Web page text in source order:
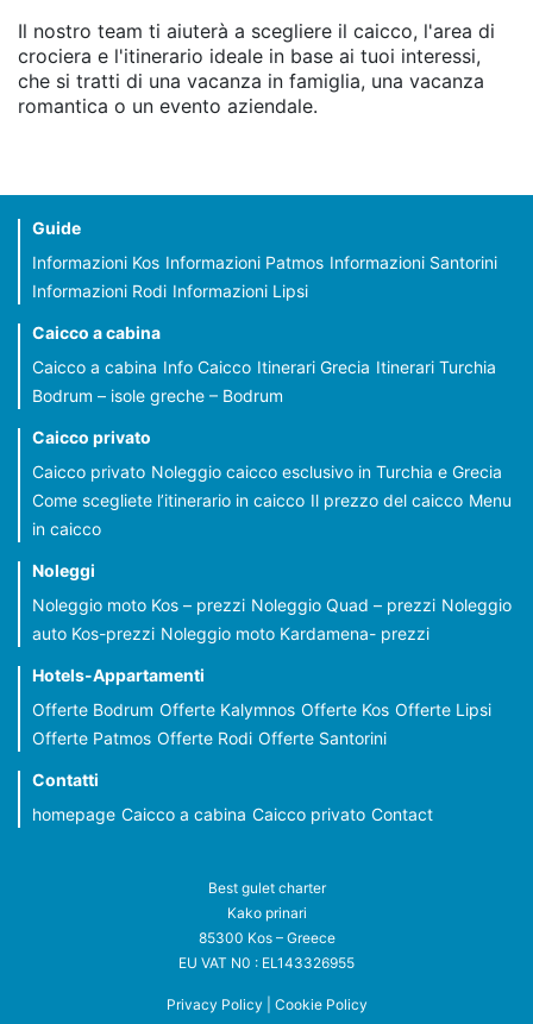
Il nostro team ti aiuterà a scegliere il caicco, l'area di
crociera e l'itinerario ideale in base ai tuoi interessi,
che si tratti di una vacanza in famiglia, una vacanza
romantica o un evento aziendale.
Guide
Informazioni Kos Informazioni Patmos Informazioni Santorini
Informazioni Rodi Informazioni Lipsi
Caicco a cabina
Caicco a cabina Info Caicco Itinerari Grecia Itinerari Turchia
Bodrum – isole greche – Bodrum
Caicco privato
Caicco privato Noleggio caicco esclusivo in Turchia e Grecia
Come scegliete l’itinerario in caicco Il prezzo del caicco Menu
in caicco
Noleggi
Noleggio moto Kos – prezzi Noleggio Quad – prezzi Noleggio
auto Kos-prezzi Noleggio moto Kardamena- prezzi
Hotels-Appartamenti
Offerte Bodrum Offerte Kalymnos Offerte Kos Offerte Lipsi
Offerte Patmos Offerte Rodi Offerte Santorini
Contatti
homepage Caicco a cabina Caicco privato Contact
Best gulet charter
Kako prinari
85300 Kos – Greece
EU VAT N0 : EL143326955
Privacy Policy Cookie Policy